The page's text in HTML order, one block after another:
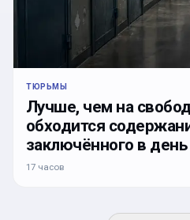
ТЮРЬМЫ
Лучше, чем на
обходится
заключённого в день
17 часов